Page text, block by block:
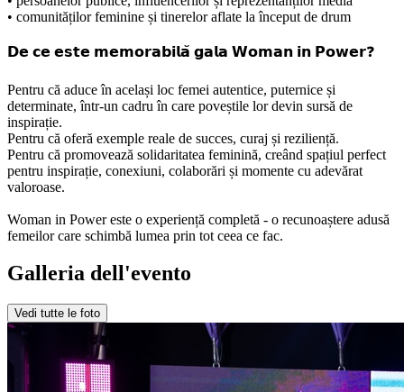
• comunităților feminine și tinerelor aflate la început de drum
𝗗𝗲 𝗰𝗲 𝗲𝘀𝘁𝗲 𝗺𝗲𝗺𝗼𝗿𝗮𝗯𝗶𝗹𝗮̆ 𝗴𝗮𝗹𝗮 𝗪𝗼𝗺𝗮𝗻 𝗶𝗻 𝗣𝗼𝘄𝗲𝗿❓
Pentru că aduce în același loc femei autentice, puternice și
determinate, într-un cadru în care poveștile lor devin sursă de
inspirație.
Pentru că oferă exemple reale de succes, curaj și reziliență.
Pentru că promovează solidaritatea feminină, creând spațiul perfect
pentru inspirație, conexiuni, colaborări și momente cu adevărat
valoroase.
Woman in Power este o experiență completă - o recunoaștere adusă
femeilor care schimbă lumea prin tot ceea ce fac.
Galleria dell'evento
Vedi tutte le foto